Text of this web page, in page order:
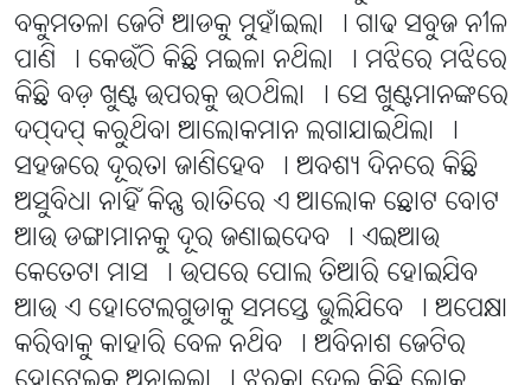
ବକୁମତଳା ଜେଟି ଆଡକୁ ମୁହାଁଇଲା । ଗାଢ ସବୁଜ ନୀଳ
ପାଣି । କେଉଁଠି କିଛି ମଇଳା ନଥିଲା । ମଝିରେ ମଝିରେ
କିଛି ବଡ଼ ଖୁଣ୍ଟ ଉପରକୁ ଉଠଥିଲା । ସେ ଖୁଣ୍ଟମାନଙ୍କରେ
ଦପ୍ଦପ୍ କରୁଥିବା ଆଲୋକମାନ ଲଗାଯାଇଥିଲା ।
ସହଜରେ ଦୂରତା ଜାଣିହେବ । ଅବଶ୍ୟ ଦିନରେ କିଛି
ଅସୁବିଧା ନାହିଁ କିନ୍ତୁ ରାତିରେ ଏ ଆଲୋକ ଛୋଟ ବୋଟ
ଆଉ ଡଙ୍ଗାମାନକୁ ଦୂର ଜଣାଇଦେବ । ଏଇଆଉ
କେତେଟା ମାସ । ଉପରେ ପୋଲ ତିଆରି ହୋଇଯିବ
ଆଉ ଏ ହୋଟେଲଗୁଡାକୁ ସମସ୍ତେ ଭୁଲିଯିବେ । ଅପେକ୍ଷା
କରିବାକୁ କାହାରି ବେଳ ନଥିବ । ଅବିନାଶ ଜେଟିର